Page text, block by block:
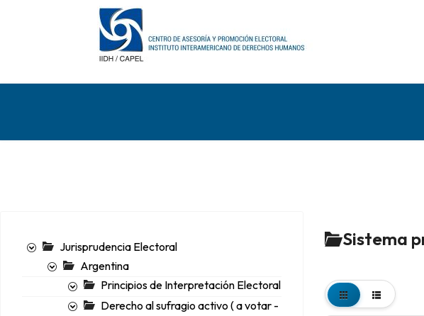
Jurisprudencia Electoral
Argentina
Principios de Interpretación Electoral
Derecho al sufragio activo ( a votar -
Sistema